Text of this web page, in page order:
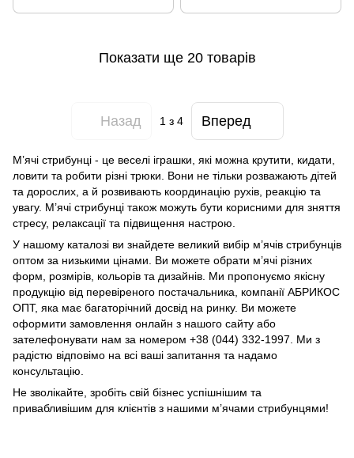
Показати ще 20 товарів
Назад 1з 4 Вперед
М’ячі стрибунці - це веселі іграшки, які можна крутити, кидати,
ловити та робити різні трюки. Вони не тільки розважають дітей
та дорослих, а й розвивають координацію рухів, реакцію та
увагу. М’ячі стрибунці також можуть бути корисними для зняття
стресу, релаксації та підвищення настрою.
У нашому каталозі ви знайдете великий вибір м’ячів стрибунців
оптом за низькими цінами. Ви можете обрати м’ячі різних
форм, розмірів, кольорів та дизайнів. Ми пропонуємо якісну
продукцію від перевіреного постачальника, компанії АБРИКОС
ОПТ, яка має багаторічний досвід на ринку. Ви можете
оформити замовлення онлайн з нашого сайту або
зателефонувати нам за номером +38 (044) 332-1997. Ми з
радістю відповімо на всі ваші запитання та надамо
консультацію.
Не зволікайте, зробіть свій бізнес успішнішим та
привабливішим для клієнтів з нашими м’ячами стрибунцями!